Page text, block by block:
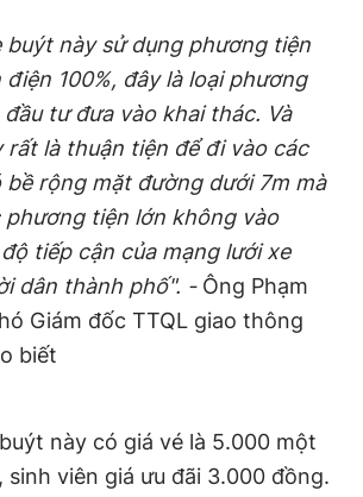
buýt này sử dụng phương tiện
100%, đây là loại phương
tư đưa vào khai thác. Và
rất là thuận tiện để đi vào các
rộng mặt đường dưới 7m mà
tiện lớn không vào
tiếp cận của mạng lưới xe
dân thành phố". - Ông Phạm
Giám đốc TTQL giao thông
biết
này có giá vé là 5.000 một
sinh viên giá ưu đãi 3.000 đồng.